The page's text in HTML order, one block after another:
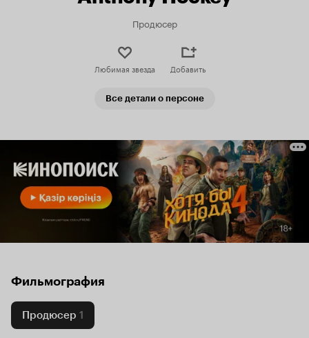
Продюсер
Любимая звезда Добавить
Все детали о персоне
Фильмография
Продюсер 1